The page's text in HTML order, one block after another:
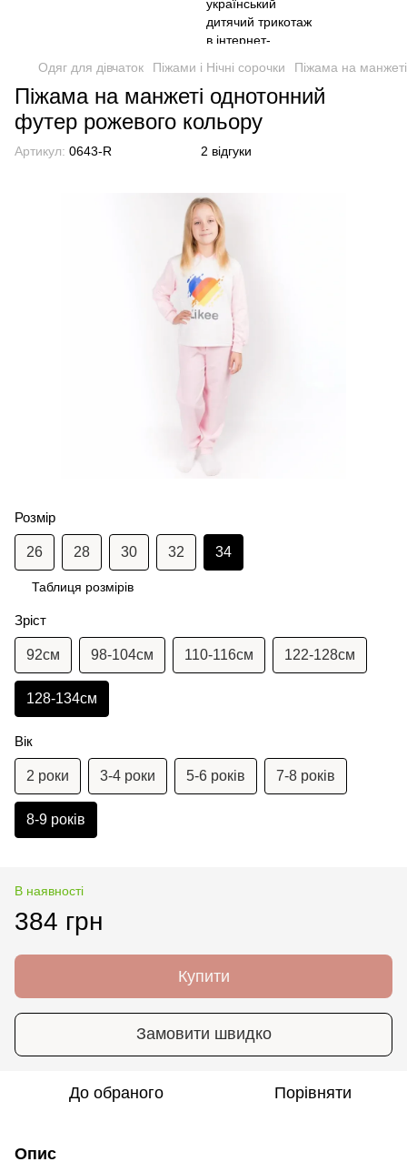
Одяг для дівчаток Піжами і Нічні сорочки Піжама на
Піжама на манжеті однотонний
футер рожевого кольору
Артикул: 0643-R 2 відгуки
Розмір
26 28 30 32 34
Таблиця розмірів
Зріст
92см 98-104см 110-116см 122-128см
128-134см
Вік
2 роки 3-4 роки 5-6 років 7-8 років
8-9 років
В наявності
384 грн
Купити
Замовити швидко
До обраного Порівняти
Опис